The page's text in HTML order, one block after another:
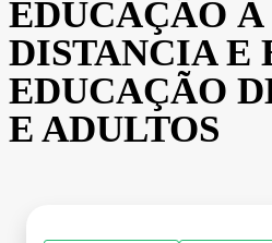
EDUCAÇÃO À
DISTANCIA E
EDUCAÇÃO
E ADULTOS